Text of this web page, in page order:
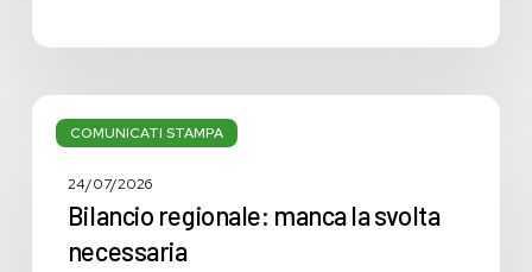
COMUNICATI STAMPA
Bilancio
regionale:
svolta
24/07/2026
Bilancio regionale: manca la svolta
necessaria